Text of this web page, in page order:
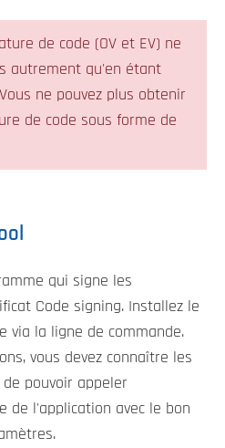
de code (OV et EV) ne
autrement qu'en étant
ne pouvez plus obtenir
de code sous forme de
qui signe les
Code signing. Installez le
via la ligne de commande.
vous devez connaître les
pouvoir appeler
de l'application avec le bon